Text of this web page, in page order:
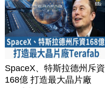
SpaceX、特斯拉德州斥資
168億 打造最大晶片廠